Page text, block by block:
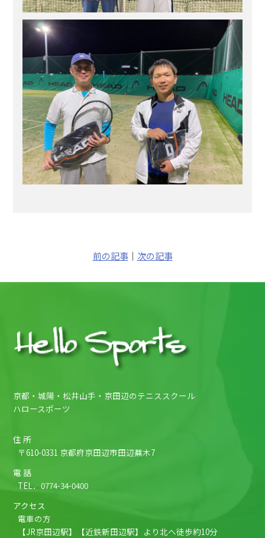
前の記事｜ 次の記事
京都・城陽・松井山手・京田辺のテニススクール
ハロースポーツ
住 所
〒610-0331 京都府京田辺市田辺蕪木7
電 話
TEL．0774-34-0400
アクセス
電車の方
【JR京田辺駅】【近鉄新田辺駅】より北へ徒歩約10分